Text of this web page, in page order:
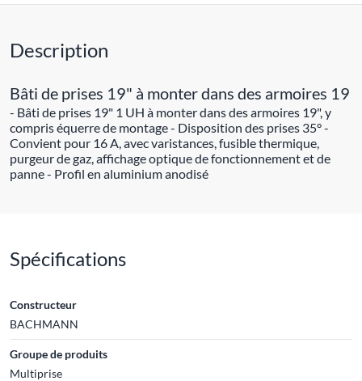
Description
Bâti de prises 19" à monter dans des armoires 19
- Bâti de prises 19" 1 UH à monter dans des armoires 19", y
compris équerre de montage - Disposition des prises 35° -
Convient pour 16 A, avec varistances, fusible thermique,
purgeur de gaz, affichage optique de fonctionnement et de
panne - Profil en aluminium anodisé
Spécifications
Constructeur
BACHMANN
Groupe de produits
Multiprise